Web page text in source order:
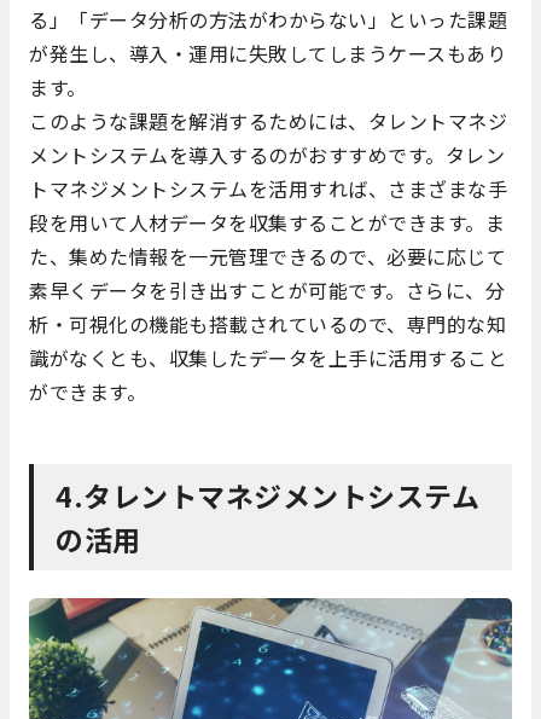
る」「データ分析の方法がわからない」といった課題
が発生し、導入・運用に失敗してしまうケースもあり
ます。
このような課題を解消するためには、タレントマネジ
メントシステムを導入するのがおすすめです。タレン
トマネジメントシステムを活用すれば、さまざまな手
段を用いて人材データを収集することができます。ま
た、集めた情報を一元管理できるので、必要に応じて
素早くデータを引き出すことが可能です。さらに、分
析・可視化の機能も搭載されているので、専門的な知
識がなくとも、収集したデータを上手に活用すること
ができます。
4.タレントマネジメントシステム
の活用